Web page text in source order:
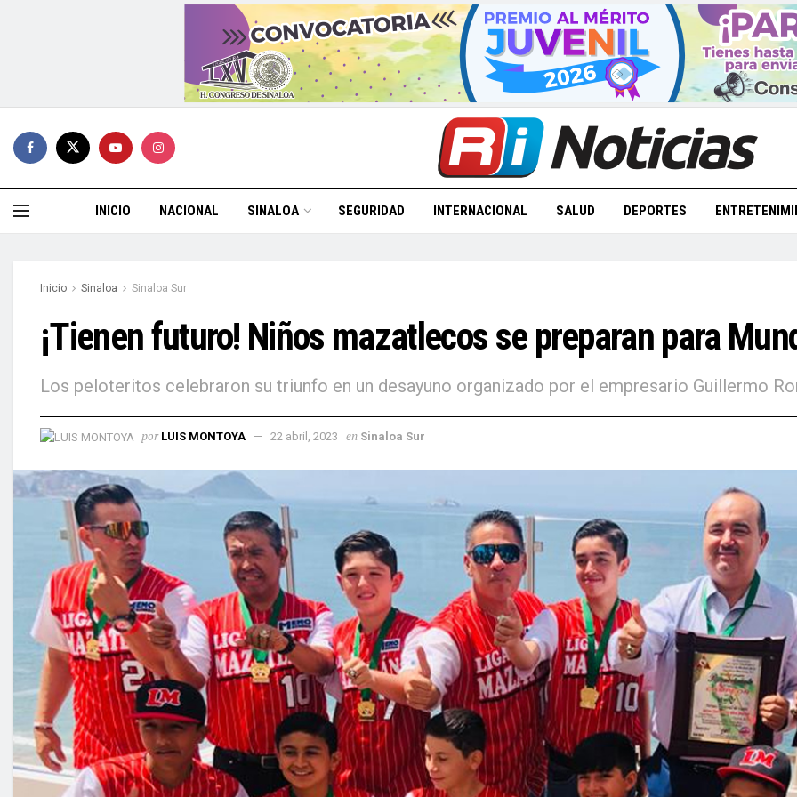
INICIO NACIONAL SINALOA SEGURIDAD INTERNACIONAL SALUD DEPORTES
Inicio Sinaloa Sinaloa Sur
¡Tienen futuro! Niños mazatlecos se preparan para
Los peloteritos celebraron su triunfo en un desayuno organizado por el empresario Guillermo
por LUIS MONTOYA 22 abril, 2023 en Sinaloa Sur